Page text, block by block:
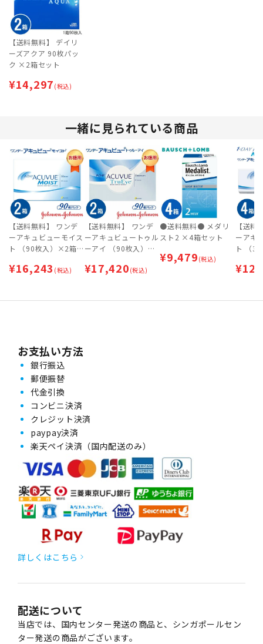
【送料無料】 デイリ
ーズアクア 90枚パッ
ク ×2箱セット
¥14,297 (税込)
一緒に見られている商品
【送料無料】 ワンデ
ーアキュビューモイス
ト （90枚入）×2箱セ
¥16,243 (税込)
【送料無料】 ワンデ
ーアキュビュートゥル
ーアイ （90枚入）×2
¥17,420 (税込)
●送料無料● メダリ
スト2 ×4箱セット
¥9,479 (税込)
【送料
ーアキ
ト （
¥
お支払い方法
銀行振込
郵便振替
代金引換
コンビニ決済
クレジット決済
paypay決済
楽天ペイ決済（国内配送のみ）
詳しくはこちら
配送について
当店では、国内センター発送の商品と、シンガポールセン
ター発送の商品がございます。